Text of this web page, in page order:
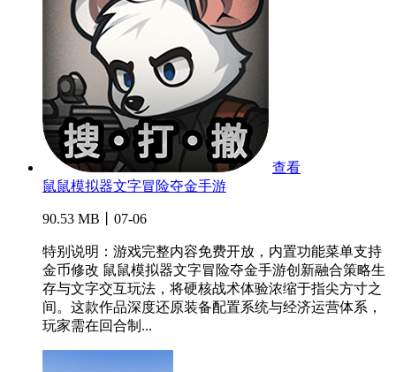
查看
鼠鼠模拟器文字冒险夺金手游
90.53 MB丨07-06
特别说明：游戏完整内容免费开放，内置功能菜单支持
金币修改 鼠鼠模拟器文字冒险夺金手游创新融合策略生
存与文字交互玩法，将硬核战术体验浓缩于指尖方寸之
间。这款作品深度还原装备配置系统与经济运营体系，
玩家需在回合制...